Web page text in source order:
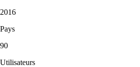
2016
Pays
90
Utilisateurs